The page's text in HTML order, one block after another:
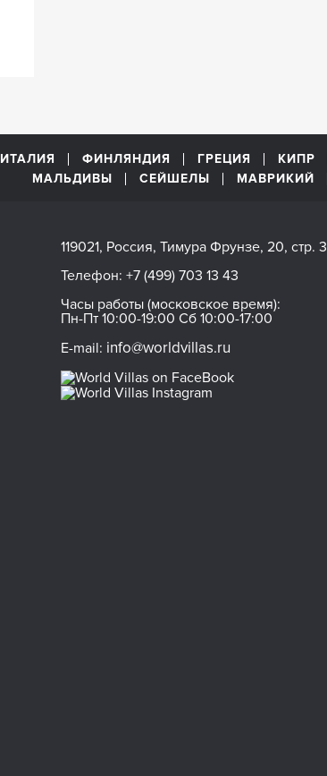
ИТАЛИЯ ФИНЛЯНДИЯ ГРЕЦИЯ КИПР
МАЛЬДИВЫ
СЕЙШЕЛЫ МАВРИКИЙ
119021, Россия, Тимура Фрунзе, 20, стр. 3
Телефон: +7 (499) 703 13 43
Часы работы (московское время):
Пн-Пт 10:00-19:00 Сб 10:00-17:00
E-mail: info@worldvillas.ru